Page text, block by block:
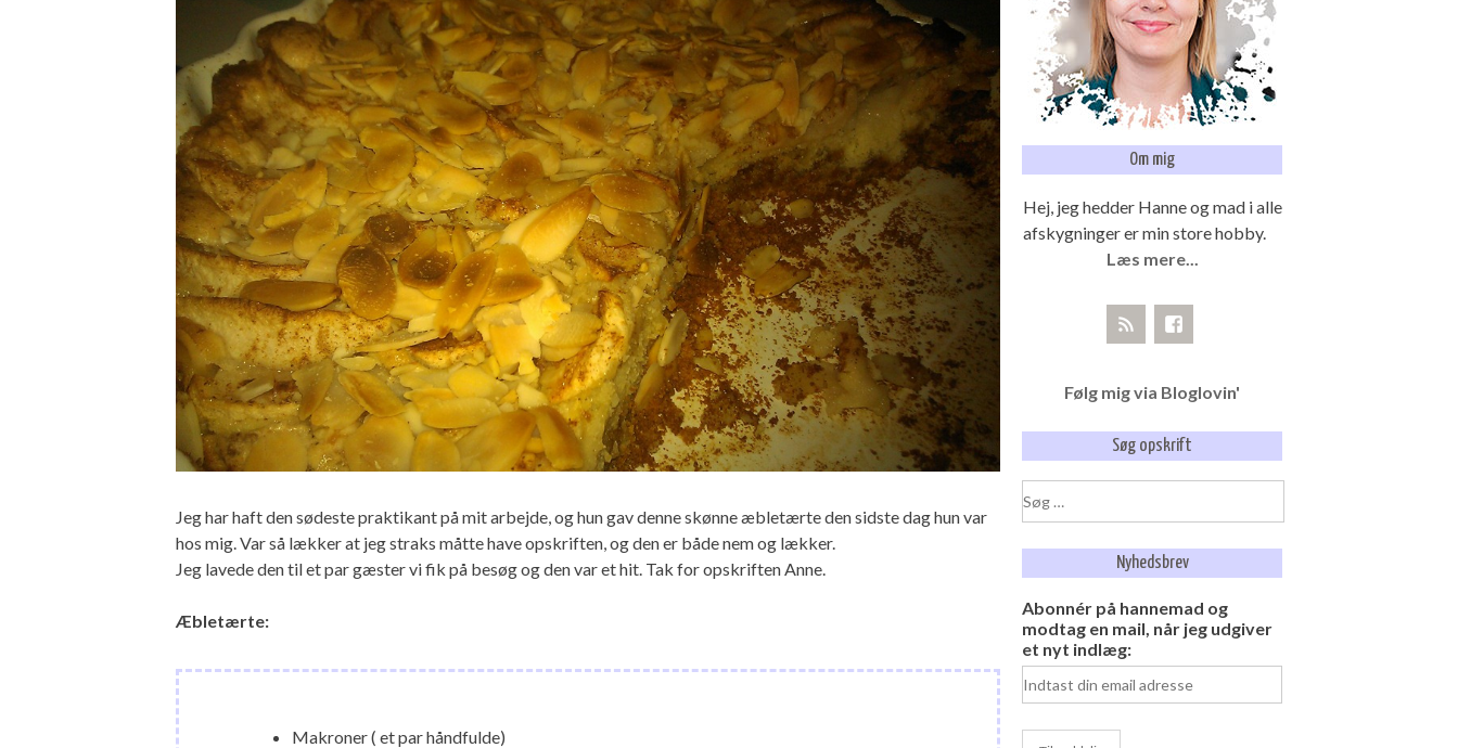
Jeg har haft den sødeste praktikant på mit arbejde, og hun gav denne skønne æbletærte den sidste dag hun var
hos mig. Var så lækker at jeg straks måtte have opskriften, og den er både nem og lækker.
Jeg lavede den til et par gæster vi fik på besøg og den var et hit. Tak for opskriften Anne.
Æbletærte:
Makroner ( et par håndfulde)
Om mig
Hej, jeg hedder Hanne og mad i alle
afskygninger er min store hobby.
Læs mere...
Følg mig via Bloglovin'
Søg opskrift
Søg
efter:
Nyhedsbrev
Abonnér på hannemad og
modtag en mail, når jeg udgiver
et nyt indlæg: